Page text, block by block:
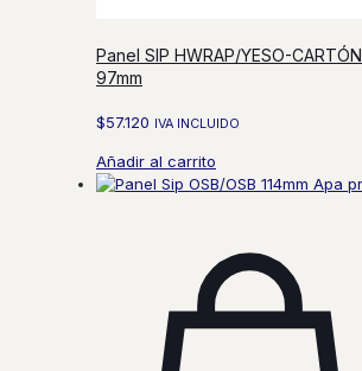
Panel SIP HWRAP/YESO-CARTÓN
97mm
$57.120 IVA INCLUIDO
Añadir al carrito